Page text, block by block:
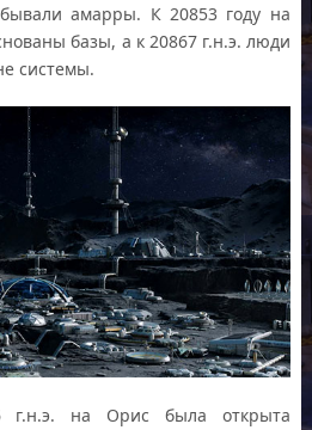
амарры. К 20853 году на
базы, а к 20867 г.н.э. люди
системы.
г.н.э. на Орис была открыта